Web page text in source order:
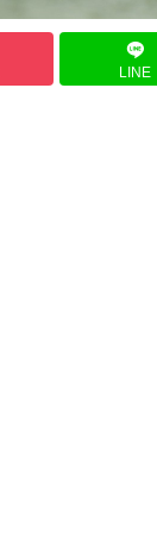
LINE